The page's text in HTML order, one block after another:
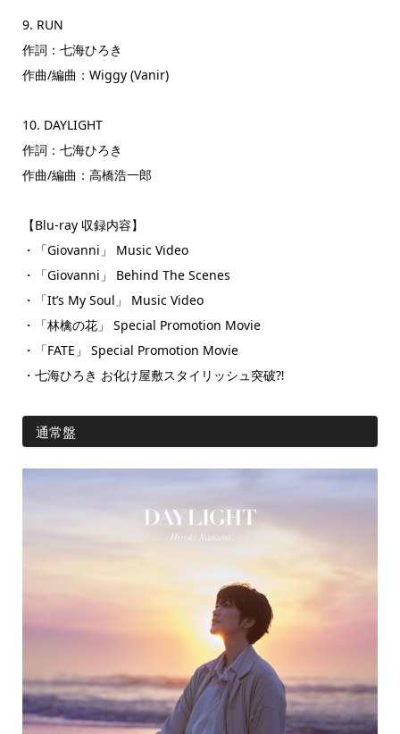
9. RUN
作詞：七海ひろき
作曲/編曲：Wiggy (Vanir)
10. DAYLIGHT
作詞：七海ひろき
作曲/編曲：高橋浩一郎
【Blu-ray 収録内容】
・「Giovanni」 Music Video
・「Giovanni」 Behind The Scenes
・「It’s My Soul」 Music Video
・「林檎の花」 Special Promotion Movie
・「FATE」 Special Promotion Movie
・七海ひろき お化け屋敷スタイリッシュ突破⁈
通常盤